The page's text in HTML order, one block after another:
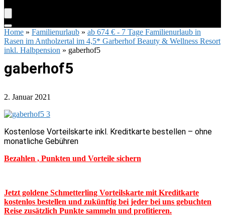
Home » Familienurlaub » ab 674 € - 7 Tage Familienurlaub in
Rasen im Antholzertal im 4,5* Garberhof Beauty & Wellness Resort
inkl. Halbpension » gaberhof5
gaberhof5
2. Januar 2021
Kostenlose Vorteilskarte inkl. Kreditkarte bestellen – ohne
monatliche Gebühren
Bezahlen , Punkten und Vorteile sichern
Jetzt goldene Schmetterling Vorteilskarte mit Kreditkarte
kostenlos bestellen und zukünftig bei jeder bei uns gebuchten
Reise zusätzlich Punkte sammeln und profitieren.